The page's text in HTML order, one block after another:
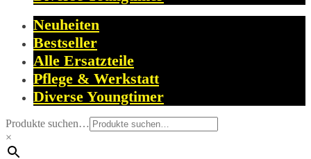
Neuheiten
Bestseller
Alle Ersatzteile
Pflege & Werkstatt
Diverse Youngtimer
Produkte suchen…
×